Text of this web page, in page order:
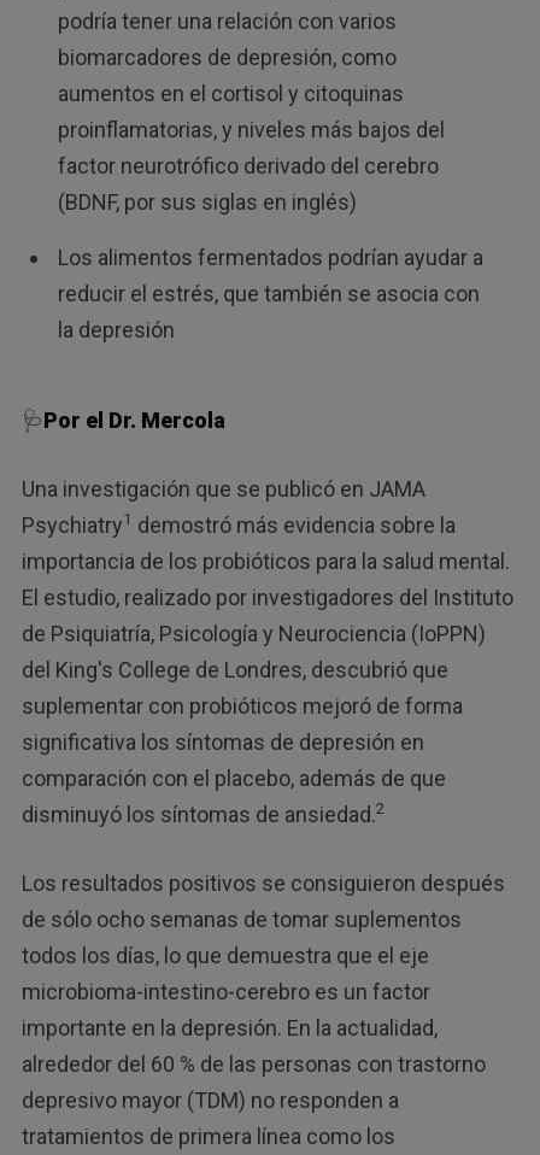
podría tener una relación con varios
biomarcadores de depresión, como
aumentos en el cortisol y citoquinas
proinflamatorias, y niveles más bajos del
factor neurotrófico derivado del cerebro
(BDNF, por sus siglas en inglés)
Los alimentos fermentados podrían ayudar a
reducir el estrés, que también se asocia con
la depresión
🩺Por el Dr. Mercola
Una investigación que se publicó en JAMA
Psychiatry1 demostró más evidencia sobre la
importancia de los probióticos para la salud mental.
El estudio, realizado por investigadores del Instituto
de Psiquiatría, Psicología y Neurociencia (IoPPN)
del King's College de Londres, descubrió que
suplementar con probióticos mejoró de forma
significativa los síntomas de depresión en
comparación con el placebo, además de que
disminuyó los síntomas de ansiedad.2
Los resultados positivos se consiguieron después
de sólo ocho semanas de tomar suplementos
todos los días, lo que demuestra que el eje
microbioma-intestino-cerebro es un factor
importante en la depresión. En la actualidad,
alrededor del 60 % de las personas con trastorno
depresivo mayor (TDM) no responden a
tratamientos de primera línea como los